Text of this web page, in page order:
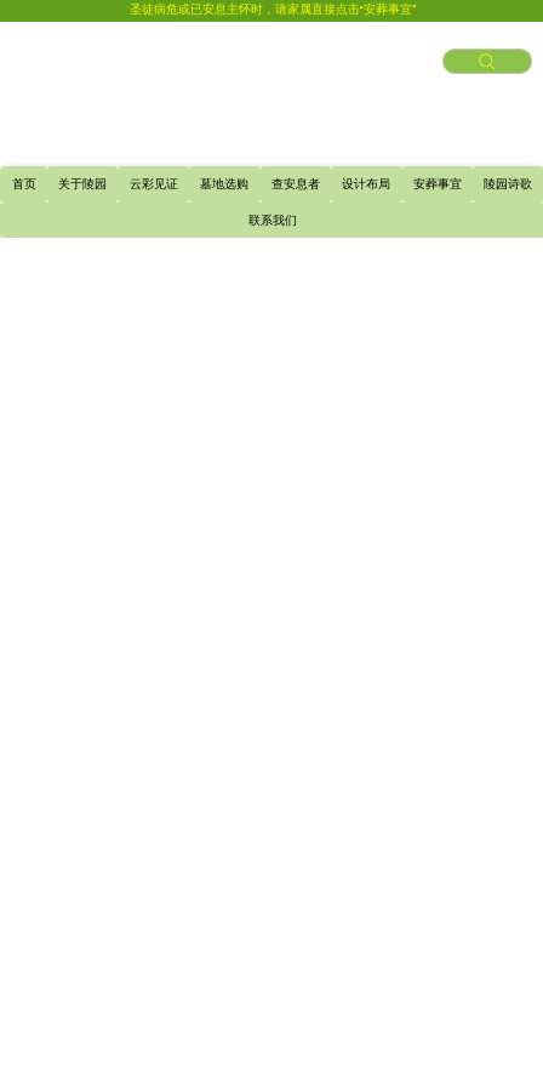
圣徒病危或已安息主怀时，请家属直接点击“安葬事宜”
首页 关于陵园 云彩见证 墓地选购 查安息者 设计布局 安葬事宜 陵园诗歌
联系我们